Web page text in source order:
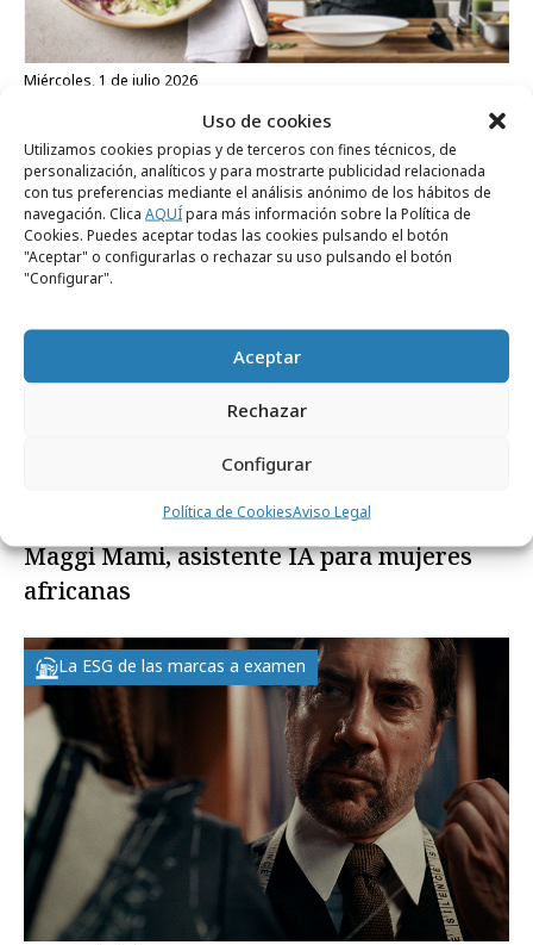
Uso de cookies
Utilizamos cookies propias y de terceros con fines técnicos, de
personalización, analíticos y para mostrarte publicidad relacionada
con tus preferencias mediante el análisis anónimo de los hábitos de
navegación. Clica AQUÍpara más información sobre la Política de
Cookies. Puedes aceptar todas las cookies pulsando el botón
"Aceptar" o configurarlas o rechazar su uso pulsando el botón
"Configurar".
Aceptar
Rechazar
Configurar
Política de CookiesAviso Legal
miércoles, 1 de julio 2026
Tesco impulsa la accesibilidad en la cocina
La ESG de las marcas a examen
viernes, 26 de junio 2026
Maggi Mami, asistente IA para mujeres
africanas
La ESG de las marcas a examen